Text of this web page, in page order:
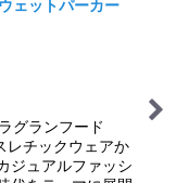
ェットパーカー
グランフード
レチックウェアか
ジュアルファッシ